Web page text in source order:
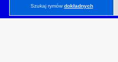
Szukaj rymówdokładnych